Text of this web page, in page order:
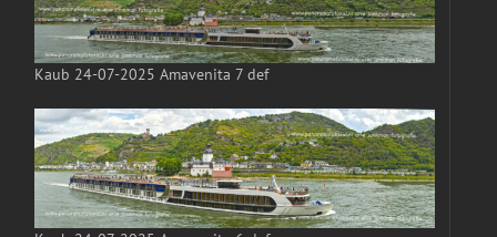
Kaub 24-07-2025 Amavenita 7 def